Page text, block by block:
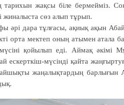
жақсы біле бермейміз.
жиналыста сөз алып тұрып.
әрі дара тұлғасы, ақиық ақын
орта мектеп оның атымен
қойылып еді. Аймақ әкімі
ескерт­кіш-мүсінді қайта
жаңалықтардың барлығын